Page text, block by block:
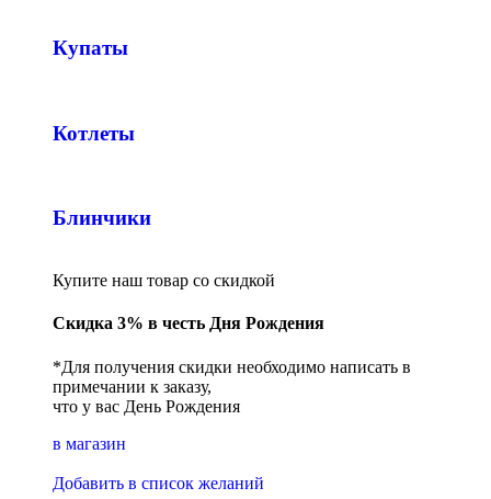
Купаты
Котлеты
Блинчики
Купите наш товар со скидкой
Скидка 3% в честь Дня Рождения
*Для получения скидки необходимо написать в
примечании к заказу,
что у вас День Рождения
в магазин
Добавить в список желаний